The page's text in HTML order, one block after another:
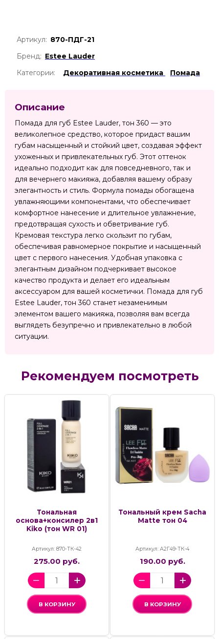
Артикул: 870-ПДГ-21
Бренд: Estee Lauder
Категории:
Декоративная косметика Помада
Описание
Помада для губ Estee Lauder, тон 360 — это
великолепное средство, которое придаст вашим
губам насыщенный и стойкий цвет, создавая эффект
ухоженных и привлекательных губ. Этот оттенок
идеально подходит как для повседневного, так и
для вечернего макияжа, добавляя вашему образу
элегантность и стиль. Формула помады обогащена
увлажняющими компонентами, что обеспечивает
комфортное нанесение и длительное увлажнение,
предотвращая сухость и обветривание губ.
Кремовая текстура легко скользит по губам,
обеспечивая равномерное покрытие и насыщенный
цвет с первого нанесения. Удобная упаковка с
элегантным дизайном подчеркивает высокое
качество продукта и делает его идеальным
аксессуаром для вашей косметички. Помада для губ
Estee Lauder, тон 360 станет незаменимым
элементом вашего макияжа, позволяя вам всегда
выглядеть безупречно и привлекательно в любой
ситуации.
Рекомендуем посмотреть
Тональная
основа+консилер 2в1
Kiko (тон WR 01)
Артикул: 870-ТК-42
275.00 руб.
В КОРЗИНУ
Тональный крем Sacha
Matte тон 04
Артикул: А2Г49-ТК-4
190.00 руб.
В КОРЗИНУ